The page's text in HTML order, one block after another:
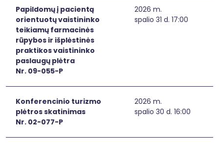
Papildomų į pacientą
orientuotų vaistininko
teikiamų farmacinės
rūpybos ir išplėstinės
praktikos vaistininko
paslaugų plėtra
Nr. 09-055-P
2026 m.
spalio 31 d. 17:00
Konferencinio turizmo
plėtros skatinimas
Nr. 02-077-P
2026 m.
spalio 30 d. 16:00